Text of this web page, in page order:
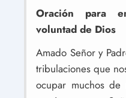
Oración para
voluntad de Dios
Amado Señor y
tribulaciones que
ocupar muchos de